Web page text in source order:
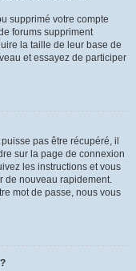
supprimé votre compte
forums suppriment
la taille de leur base de
et essayez de participer
pas être récupéré, il
sur la page de connexion
les instructions et vous
de nouveau rapidement.
mot de passe, nous vous